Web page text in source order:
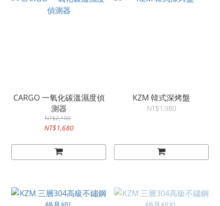
CARGO 一氧化碳溫濕度偵
測器
NT$2,100
NT$1,680
KZM 韓式深烤盤
NT$1,980